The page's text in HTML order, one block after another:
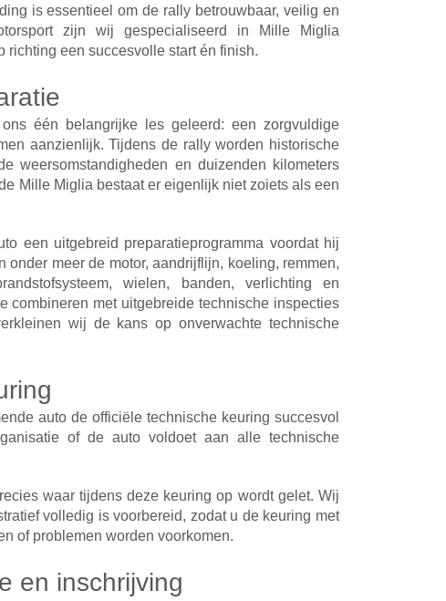
is essentieel om de rally betrouwbaar, veilig en
zijn wij gespecialiseerd in Mille Miglia
een succesvolle start én finish.
één belangrijke les geleerd: een zorgvuldige
aanzienlijk. Tijdens de rally worden historische
weersomstandigheden en duizenden kilometers
Mille Miglia bestaat er eigenlijk niet zoiets als een
een uitgebreid preparatieprogramma voordat hij
meer de motor, aandrijflijn, koeling, remmen,
wielen, banden, verlichting en
combineren met uitgebreide technische inspecties
wij de kans op onverwachte technische
auto de officiële technische keuring succesvol
of de auto voldoet aan alle technische
waar tijdens deze keuring op wordt gelet. Wij
volledig is voorbereid, zodat u de keuring met
of problemen worden voorkomen.
en inschrijving